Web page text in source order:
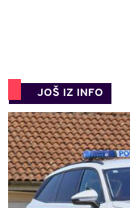
JOŠ IZ INFO